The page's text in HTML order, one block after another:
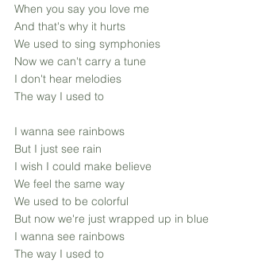
When you say you love me
And that's why it hurts
We used to sing symphonies
Now we can't carry a tune
I don't hear melodies
The way I used to
I wanna see rainbows
But I just see rain
I wish I could make believe
We feel the same way
We used to be colorful
But now we're just wrapped up in blue
I wanna see rainbows
The way I used to